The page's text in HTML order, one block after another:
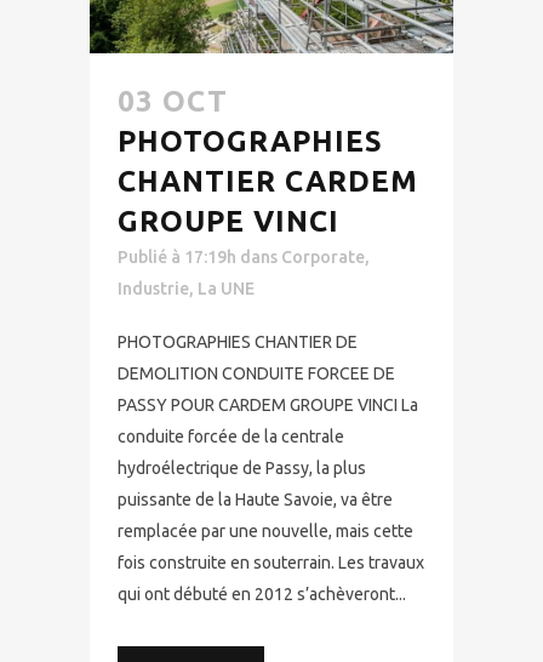
03 OCT
PHOTOGRAPHIES
CHANTIER CARDEM
GROUPE VINCI
Publié à 17:19h dans Corporate,
Industrie, La UNE
PHOTOGRAPHIES CHANTIER DE
DEMOLITION CONDUITE FORCEE DE
PASSY POUR CARDEM GROUPE VINCI La
conduite forcée de la centrale
hydroélectrique de Passy, la plus
puissante de la Haute Savoie, va être
remplacée par une nouvelle, mais cette
fois construite en souterrain. Les travaux
qui ont débuté en 2012 s’achèveront...